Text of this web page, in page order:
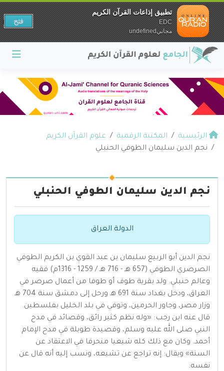
الرئيسية المكتبة الرقمية
علوم القرآن الكريم
نجم الدين سليمان الطوفي الحنبلي
نجم الدين سليمان الطوفي الحنبلي
الدولة العراق
نجم الدين أبو الربيع سليمان بن عبد القوي بن الكريم الطوفي
الصرصري الطوفي (657 هـ - 716 هـ / 1259 - 1316م) فقيه
وعالم حنبلي. ولد بقرية طوف أو طوفا من أعمال صرصر في
العراق، ودخل بغداد سنة 691 هـ ورحل إلى دمشق سنة 704 هـ
وزار مصر، وجاور الحرمين، وتوفي في بلد الخليل بفلسطين.
قال عنه ابن رجب: «وله نظم كثير رائق، وقصائد في مدح
النبي صلى الله عليه وسلم، وقصيدة طويلة في مدح الإمام
أحمد. وكان مع ذلك كله شيعيا منحرفا في الاعتقاد عن
السنة» ويقال: إنه تراجع عن تشيعه، ونسب إليه أنه قال عن
نفسه:
تطبيق إذاعات القرآن الكريم
EDC
مجانيundefined
فتح